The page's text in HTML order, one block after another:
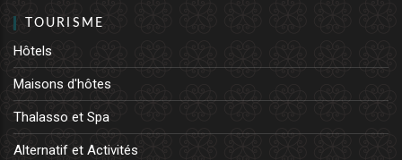
TOURISME
Hôtels
Maisons d'hôtes
Thalasso et Spa
Alternatif et Activités